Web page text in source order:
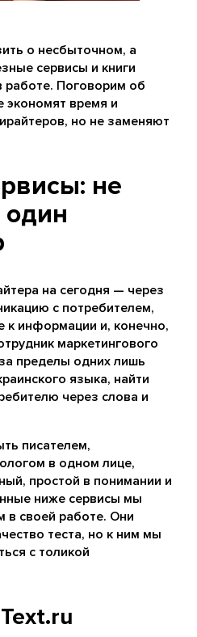
о несбыточном, а
сервисы и книги
работе. Поговорим об
экономят время и
но не заменяют
не
один
на сегодня — через
с потребителем,
к информации и, конечно,
маркетингового
пределы одних лишь
языка, найти
через слова и
писателем,
в одном лице,
простой в понимании и
ниже сервисы мы
в своей работе. Они
теста, но к ним мы
с толикой